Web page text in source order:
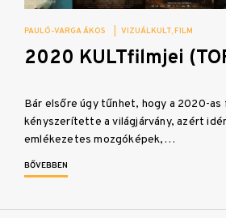
PAULÓ-VARGA ÁKOS VIZUÁLKULT FILM
2020 KULTfilmjei
Bár elsőre úgy tűnhet, hogy a 2020-
kényszerítette a világjárvány, azért
emlékezetes mozgóképek,…
BŐVEBBEN